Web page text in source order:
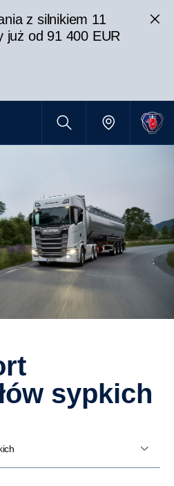
z silnikiem 11
już od 91 400 EUR
sypkich